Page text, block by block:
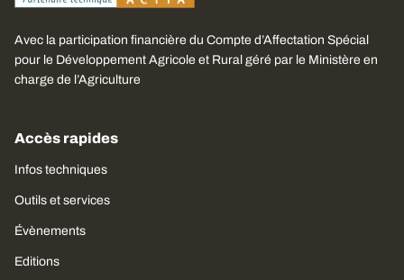
Avec la participation financière du Compte d’Affectation Spécial
pour le Développement Agricole et Rural géré par le Ministère en
charge de l’Agriculture
Accès rapides
Infos techniques
Outils et services
Évènements
Editions